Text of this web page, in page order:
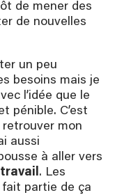
de mener des
de nouvelles
un peu
besoins mais je
l’idée que le
pénible. C’est
mon
aussi
à aller vers
. Les
partie de ça